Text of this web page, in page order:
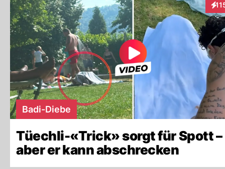
Badi-Diebe
Tüechli-«Trick» sorgt für Spott –
aber er kann abschrecken